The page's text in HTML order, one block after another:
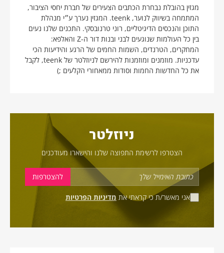
מגזין בהובלת נבחרת הכתבים הצעירים של חברת יחסי הציבור,
המתמחה בשיווק לנוער, teenk. המגזין נערך ע״י מנהלת
התוכן והנכסים הדיגיטליים, רוני טרנובסקי. התכנים שלנו נעים
בין כל העולמות שנוגעים לבני ובנות דור ה-Z והאלפא:
המחקרים, הטרנדים, השמות החמים של הרגע והידיעות הכי
עדכניות. מוזמנים ומוזמנות להירשם לניוזלטר של teenk, לקבל
את כל החדשות החמות וסודות ממאחורי הקלעים ;)
ניוזלטר
הצטרפו לרשימת התפוצה שלנו והישארו מעודכנים
אני מאשר/ת כי קראתי את מדיניות הפרטיות